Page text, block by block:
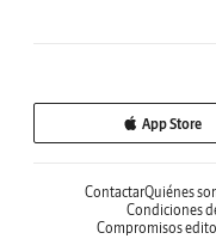
App Store
ContactarQuiénes
Condiciones
Compromisos